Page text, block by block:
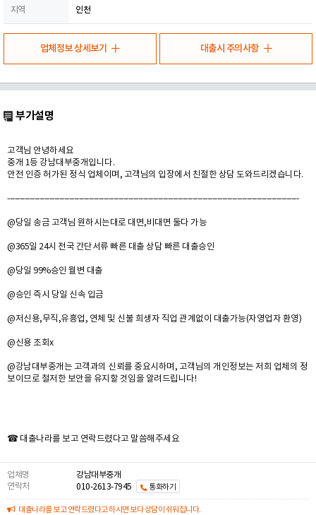
지역 인천
업체정보 상세보기 대출시 주의사항
부가설명
고객님 안녕하세요
중개 1등 강남대부중개입니다.
안전 인증 허가된 정식 업체이며, 고객님의 입장에서 친절한 상담 도와드리겠습니다.
----------------------------------------------------------------------------------------------------------------------
@당일 송금 고객님 원하시는대로 대면,비대면 둘다 가능
@365일 24시 전국 간단서류 빠른 대출 상담 빠른 대출승인
@당일 99%승인 월변 대출
@승인 즉시 당일 신속 입금
@저신용,무직,유흥업, 연체 및 신불 희생자 직업 관계없이 대출가능(자영업자 환영)
@신용 조회x
@강남대부중개는 고객과의 신뢰를 중요시하며, 고객님의 개인정보는 저희 업체의 정
보이므로 철저한 보안을 유지할 것임을 알려드립니다!
☎ 대출나라를 보고 연락드렸다고 말씀해주세요
업체명
강남대부중개
연락처
010-2613-7945 통화하기
대출나라를 보고 연락드렸다고 하시면 보다 상담이 쉬워집니다.